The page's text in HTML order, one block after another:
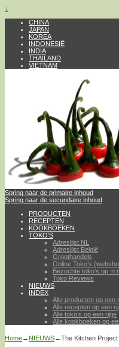
↓
CHINA
JAPAN
KOREA
INDONESIË
INDIA
THAILAND
VIETNAM
Spring naar de primaire inhoud
Spring naar de secundaire inhoud
PRODUCTEN
RECEPTEN
KOOKBOEKEN
TOKO’S
Adreslijst NL
Adreslijst België
Groothandels
Online Toko’s
Bezochte toko’s op ’n
Toko Reviews
NIEUWS
INDEX
Alle producten op een
Alle recepten op een
Alle toko’s op een rijtje
Alle kookboeken op
Home→ NIEUWS→The Kitchen